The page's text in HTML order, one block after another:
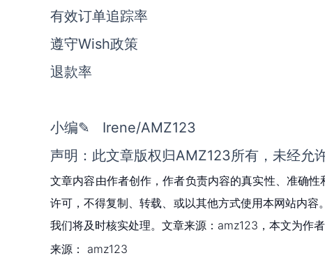
有效订单追踪率
遵守Wish政策
退款率
小编✎ Irene/AMZ123
声明：此文章版权归AMZ123所有，未经允
文章内容由作者创作，作者负责内容的真实性、准确
许可，不得复制、转载、或以其他方式使用本网站内
我们将及时核实处理。文章来源：amz123，本文为作
来源： amz123